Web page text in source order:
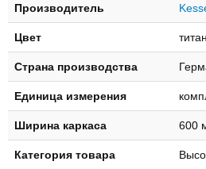
Производитель
Цвет титан
Страна производства
Единица измерения
Ширина каркаса 600
Категория товара